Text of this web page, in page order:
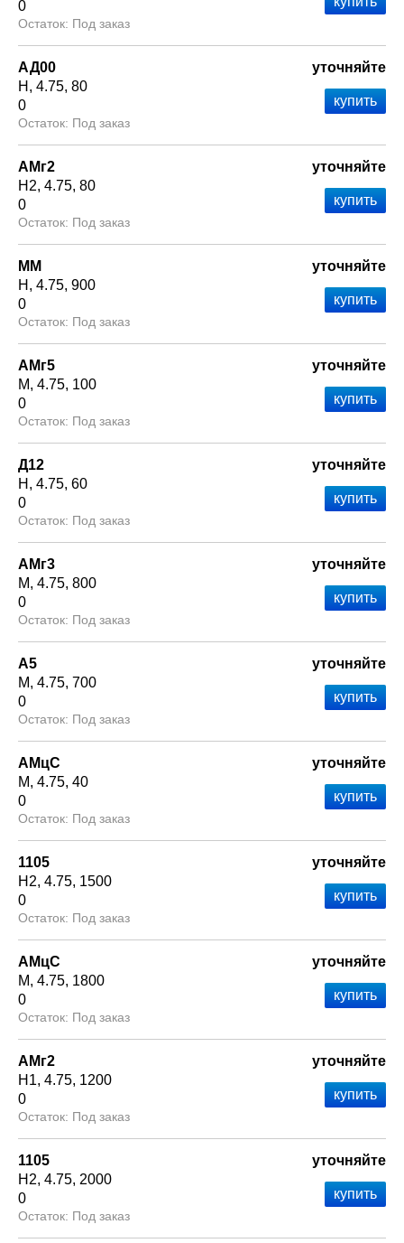
0
Под заказ
АД00
Н
4.75 80
0
Под заказ
уточняйте
АМг2
Н2 4.75 80
0
Под заказ
уточняйте
ММ
Н
4.75 900
0
Под заказ
уточняйте
АМг5
М 4.75 100
0
Под заказ
уточняйте
Д12
Н
4.75 60
0
Под заказ
уточняйте
АМг3
М 4.75 800
0
Под заказ
уточняйте
А5
М 4.75 700
0
Под заказ
уточняйте
АМцС
М 4.75 40
0
Под заказ
уточняйте
1105
Н2 4.75 1500
0
Под заказ
уточняйте
АМцС
М 4.75 1800
0
Под заказ
уточняйте
АМг2
Н1 4.75 1200
0
Под заказ
уточняйте
1105
Н2 4.75 2000
0
Под заказ
уточняйте